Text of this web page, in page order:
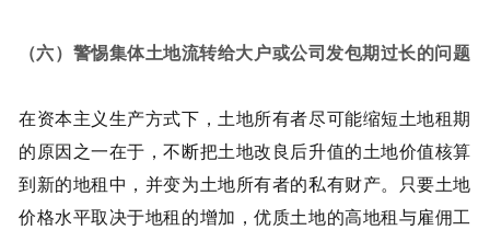
（六）警惕集体土地流转给大户或公司发包期过长的问题
在资本主义生产方式下，土地所有者尽可能缩短土地租期
的原因之一在于，不断把土地改良后升值的土地价值核算
到新的地租中，并变为土地所有者的私有财产。只要土地
价格水平取决于地租的增加，优质土地的高地租与雇佣工